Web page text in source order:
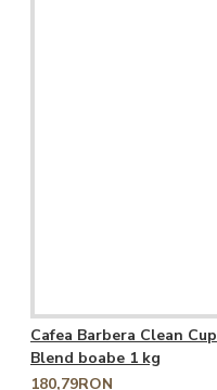
Cafea Barbera Clean Cup
Blend boabe 1 kg
180,79RON